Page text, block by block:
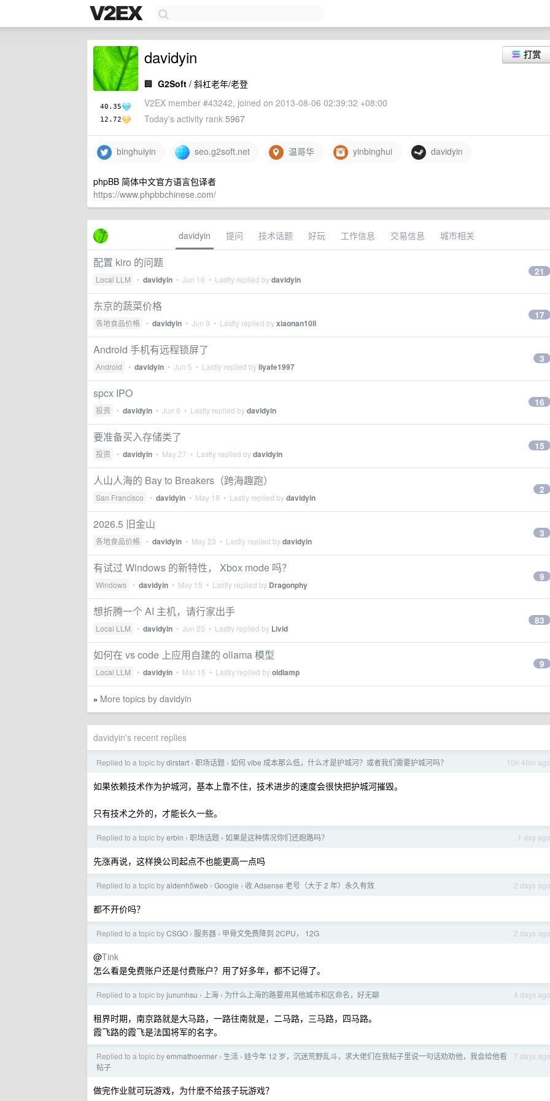
40.35
12.72
打赏
davidyin
🏢 G2Soft / 斜杠老年/老登
V2EX member #43242, joined on 2013-08-06 02:39:32 +08:00
Today's activity rank 5967
binghuiyin seo.g2soft.net 温哥华 yinbinghui davidyin
phpBB 简体中文官方语言包译者
https://www.phpbbchinese.com/
davidyin 提问 技术话题 好玩 工作信息 交易信息 城市相关
配置 kiro 的问题
Local LLM • davidyin • Jun 16 • Lastly replied bydavidyin
21
东京的蔬菜价格
各地食品价格 • davidyin • Jun 9 • Lastly replied byxiaonan10ll
17
Android 手机有远程锁屏了
Android • davidyin • Jun 5 • Lastly replied byliyafe1997
3
spcx IPO
投资 • davidyin • Jun 6 • Lastly replied bydavidyin
16
要准备买入存储类了
投资 • davidyin • May 27 • Lastly replied bydavidyin
15
人山人海的 Bay to Breakers（跨海趣跑）
San Francisco • davidyin • May 18 • Lastly replied bydavidyin
2
2026.5 旧金山
各地食品价格 • davidyin • May 23 • Lastly replied bydavidyin
3
有试过 Windows 的新特性， Xbox mode 吗？
Windows • davidyin • May 15 • Lastly replied by Dragonphy
9
想折腾一个 AI 主机，请行家出手
Local LLM • davidyin • Jun 25 • Lastly replied by Livid
83
如何在 vs code 上应用自建的 ollama 模型
Local LLM • davidyin • Mar 15 • Lastly replied byoldlamp
9
» More topics by davidyin
davidyin's recent replies
10h 46m ago
Replied to a topic bydirstart › 职场话题 › 如何 vibe 成本那么低，什么才是护城河？或者我们需要护城河吗？
如果依赖技术作为护城河，基本上靠不住，技术进步的速度会很快把护城河摧毁。
只有技术之外的，才能长久一些。
1 day ago
Replied to a topic byerbin › 职场话题 › 如果是这种情况你们还跑路吗？
先涨再说，这样换公司起点不也能更高一点吗
2 days ago
Replied to a topic byaidenh5web › Google › 收 Adsense 老号（大于 2 年）永久有效
都不开价吗？
2 days ago
Replied to a topic byCSGO › 服务器 › 甲骨文免费降到 2CPU， 12G
@Tink
怎么看是免费账户还是付费账户？用了好多年，都不记得了。
4 days ago
Replied to a topic byjununhsu › 上海 › 为什么上海的路要用其他城市和区命名，好无聊
租界时期，南京路就是大马路，一路往南就是，二马路，三马路，四马路。
霞飞路的霞飞是法国将军的名字。
7 days ago
Replied to a topic byemmathoermer › 生活 › 娃今年 12 岁，沉迷荒野乱斗，求大佬们在我帖子里说一句话劝劝他，我会给他看
帖子
做完作业就可玩游戏，为什麽不给孩子玩游戏？